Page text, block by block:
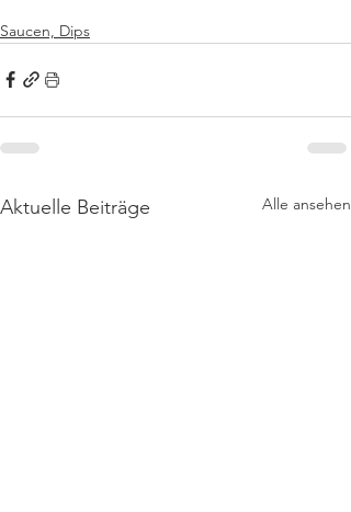
Saucen, Dips
Aktuelle Beiträge Alle ansehen